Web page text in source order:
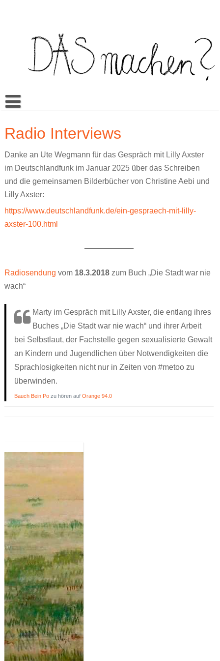
Video Bilderbuch
Multilingua
ŞEY yapmak?
TO raditi?
Es kann sein…
Spiel
Memory
Mandos Kleiderkasten
Cansus Frage
Renis erste Regel
Schwierige Wörterliste
XYZ
Comic
Briefkasten
Versprecher
Aufgeklärt
Warum Das machen?
Rezensionen
Ein bisschen wie du // A little like you
Alles gut
Wenn ich groß bin, will ich FRAUlenzen
Die Stadt war nie wach
Atalanta Läufer_in
Theaterstücke Lilly Axster
Bildergalerie Christine Aebi
„Teaching gender?“
Artikel & sonstige Texte
Links
Aktuell
Veranstaltungen
Radio Interviews
Danke an Ute Wegmann für das Gespräch mit Lilly Axster
im Deutschlandfunk im Januar 2025 über das Schreiben
und die gemeinsamen Bilderbücher von Christine Aebi und
Lilly Axster:
https://www.deutschlandfunk.de/ein-gespraech-mit-lilly-
axster-100.html
Radiosendung vom 18.3.2018zum Buch „Die Stadt war nie
wach“
Marty im Gespräch mit Lilly Axster, die entlang ihres
Buches „Die Stadt war nie wach“ und ihrer Arbeit
bei Selbstlaut, der Fachstelle gegen sexualisierte Gewalt
an Kindern und Jugendlichen über Notwendigkeiten die
Sprachlosigkeiten nicht nur in Zeiten von #metoo zu
überwinden.
Bauch Bein Pozu hören auf Orange 94.0